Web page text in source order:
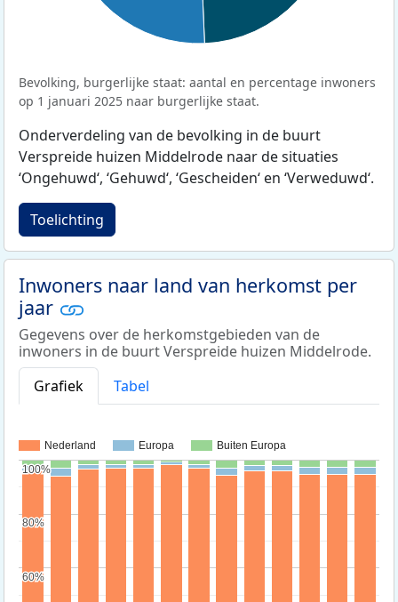
Bevolking, burgerlijke staat: aantal en percentage inwoners
op 1 januari 2025 naar burgerlijke staat.
Onderverdeling van de bevolking in de buurt
Verspreide huizen Middelrode naar de situaties
‘Ongehuwd‘, ‘Gehuwd‘, ‘Gescheiden‘ en ‘Verweduwd‘.
Toelichting
Inwoners naar land van herkomst per
jaar
Gegevens over de herkomstgebieden van de
inwoners in de buurt Verspreide huizen Middelrode.
Grafiek
Tabel
Nederland Europa Buiten Europa
60%
60%
80%
80%
100%
100%